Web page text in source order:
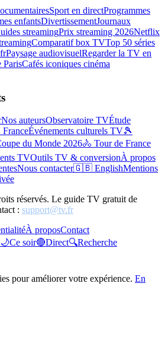
Sport en directProgrammes
enfantsDivertissementJournaux
streamingPrix streaming 2026Netflix
Comparatif box TVTop 50 séries
Paysage audiovisuelRegarder la TV en
ParisCafés iconiques cinéma
Nos auteursObservatoire TVÉtude
Événements culturels TV🎾
du Monde 2026🚴 Tour de France
TVOutils TV & conversionÀ propos
Nous contacter🇬🇧 EnglishMentions
réservés. Le guide TV gratuit de
: support@tv.fr
À proposContact
🌙Ce soir🔴Direct🔍Recherche
pour améliorer votre expérience. En